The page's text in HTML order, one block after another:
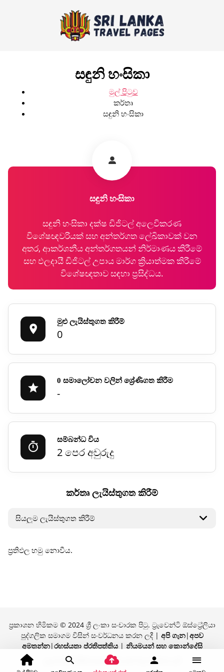
සඳුනි හංසිකා
මුල් පිටුව
කර්තෘ
සඳුනි හංසිකා
සඳුනි හංසිකා
සඳුනි හංසිකා දක්ෂ ඩිජිටල් අලෙවිකරණ
විශේෂඥවරියක් සහ අන්තර්ගත ලේඛිකාවක් වන
අතර, ආකර්ශනීය අන්තර්ගතයන් නිර්මාණය කිරීමේ
සහ ඵලදායී ඩිජිටල් උපාය මාර්ග ක්‍රියාත්මක කිරීමේ
විශේෂඥතාව සඳහා ප්‍රසිද්ධය.
මුළු ලැයිස්තුගත කිරීම්
0
0 සමාලෝචන වලින් ශ්‍රේණිගත කිරීම
-
සම්බන්ධ විය
2 පෙර අවුරුදු
කර්තෘ ලැයිස්තුගත කිරීම්
ප්‍රතිඵල හමු නොවීය.
ප්‍රකාශන හිමිකම © 2024 ශ්‍රී ලංකා සංචාරක පිටු. ට්‍රැවෙන්ටි ඕස්ට්‍රේලියා
පුද්ගලික සමාගම විසින් සංවර්ධනය කරන ලදී | අපි ගැන|අපව
අමතන්න|රහස්යතා ප්රතිපත්තිය| නියමයන් සහ කොන්දේසි
ට්‍රැවෙන්ටි විසින් ආඩම්බරයෙන් බලගන්වන ලදී